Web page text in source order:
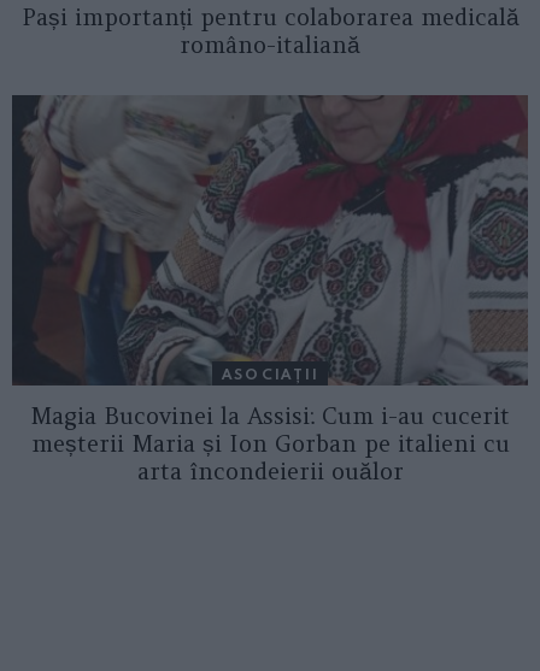
Pași importanți pentru colaborarea medicală
româno-italiană
ASOCIAŢII
Magia Bucovinei la Assisi: Cum i-au cucerit
meșterii Maria și Ion Gorban pe italieni cu
arta încondeierii ouălor